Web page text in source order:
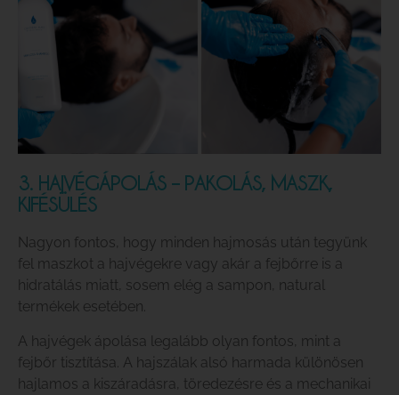
3. HAJVÉGÁPOLÁS – PAKOLÁS, MASZK,
KIFÉSÜLÉS
Nagyon fontos, hogy minden hajmosás után tegyünk
fel maszkot a hajvégekre vagy akár a fejbőrre is a
hidratálás miatt, sosem elég a sampon, natural
termékek esetében.
A hajvégek ápolása legalább olyan fontos, mint a
fejbőr tisztítása. A hajszálak alsó harmada különösen
hajlamos a kiszáradásra, töredezésre és a mechanikai